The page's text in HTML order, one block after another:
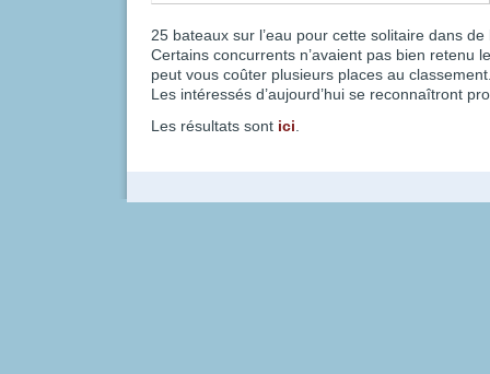
25 bateaux sur l’eau pour cette solitaire dans
Certains concurrents n’avaient pas bien retenu
peut vous coûter plusieurs places au
Les intéressés d’aujourd’hui se reconnaîtront
Les résultats sont ici.